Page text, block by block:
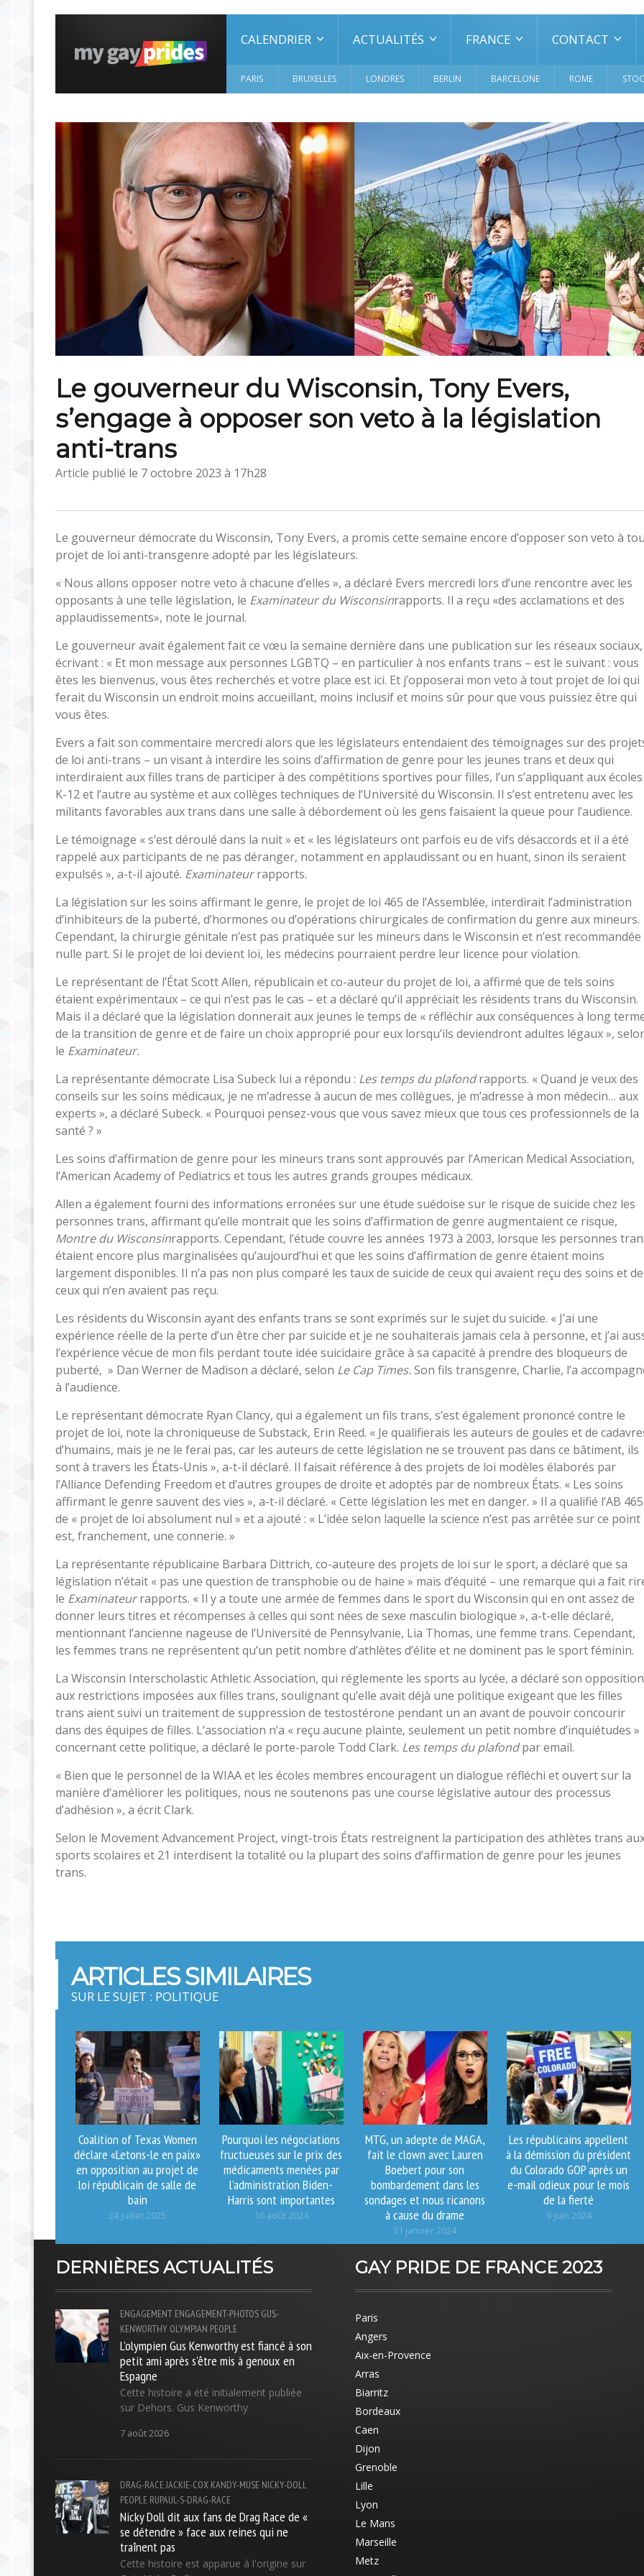
CALENDRIER ACTUALITÉS FRANCE CONTACT
PARIS BRUXELLES LONDRES BERLIN BARCELONE ROME
Le gouverneur du Wisconsin, Tony Evers,
s’engage à opposer son veto à la législation
anti-trans
Article publié le 7 octobre 2023 à 17h28
Le gouverneur démocrate du Wisconsin, Tony Evers, a promis cette semaine encore d’opposer son veto à
projet de loi anti-transgenre adopté par les législateurs.
« Nous allons opposer notre veto à chacune d’elles », a déclaré Evers mercredi lors d’une rencontre avec les
opposants à une telle législation, le Examinateur du Wisconsinrapports. Il a reçu «des acclamations et des
applaudissements», note le journal.
Le gouverneur avait également fait ce vœu la semaine dernière dans une publication sur les réseaux sociaux,
écrivant : « Et mon message aux personnes LGBTQ – en particulier à nos enfants trans – est le suivant : vous
êtes les bienvenus, vous êtes recherchés et votre place est ici. Et j’opposerai mon veto à tout projet de loi qui
ferait du Wisconsin un endroit moins accueillant, moins inclusif et moins sûr pour que vous puissiez être qui
vous êtes.
Evers a fait son commentaire mercredi alors que les législateurs entendaient des témoignages sur des
de loi anti-trans – un visant à interdire les soins d’affirmation de genre pour les jeunes trans et deux qui
interdiraient aux filles trans de participer à des compétitions sportives pour filles, l’un s’appliquant aux écoles
K-12 et l’autre au système et aux collèges techniques de l’Université du Wisconsin. Il s’est entretenu avec les
militants favorables aux trans dans une salle à débordement où les gens faisaient la queue pour l’audience.
Le témoignage « s’est déroulé dans la nuit » et « les législateurs ont parfois eu de vifs désaccords et il a été
rappelé aux participants de ne pas déranger, notamment en applaudissant ou en huant, sinon ils seraient
expulsés », a-t-il ajouté. Examinateurrapports.
La législation sur les soins affirmant le genre, le projet de loi 465 de l’Assemblée, interdirait l’administration
d’inhibiteurs de la puberté, d’hormones ou d’opérations chirurgicales de confirmation du genre aux mineurs.
Cependant, la chirurgie génitale n’est pas pratiquée sur les mineurs dans le Wisconsin et n’est recommandée
nulle part. Si le projet de loi devient loi, les médecins pourraient perdre leur licence pour violation.
Le représentant de l’État Scott Allen, républicain et co-auteur du projet de loi, a affirmé que de tels soins
étaient expérimentaux – ce qui n’est pas le cas – et a déclaré qu’il appréciait les résidents trans du Wisconsin.
Mais il a déclaré que la législation donnerait aux jeunes le temps de « réfléchir aux conséquences à long
de la transition de genre et de faire un choix approprié pour eux lorsqu’ils deviendront adultes légaux »,
le Examinateur.
La représentante démocrate Lisa Subeck lui a répondu : Les temps du plafondrapports. « Quand je veux des
conseils sur les soins médicaux, je ne m’adresse à aucun de mes collègues, je m’adresse à mon médecin… aux
experts », a déclaré Subeck. « Pourquoi pensez-vous que vous savez mieux que tous ces professionnels de la
santé ? »
Les soins d’affirmation de genre pour les mineurs trans sont approuvés par l’American Medical Association,
l’American Academy of Pediatrics et tous les autres grands groupes médicaux.
Allen a également fourni des informations erronées sur une étude suédoise sur le risque de suicide chez les
personnes trans, affirmant qu’elle montrait que les soins d’affirmation de genre augmentaient ce risque,
Montre du Wisconsinrapports. Cependant, l’étude couvre les années 1973 à 2003, lorsque les personnes
étaient encore plus marginalisées qu’aujourd’hui et que les soins d’affirmation de genre étaient moins
largement disponibles. Il n’a pas non plus comparé les taux de suicide de ceux qui avaient reçu des soins et de
ceux qui n’en avaient pas reçu.
Les résidents du Wisconsin ayant des enfants trans se sont exprimés sur le sujet du suicide. « J’ai une
expérience réelle de la perte d’un être cher par suicide et je ne souhaiterais jamais cela à personne, et j’ai
l’expérience vécue de mon fils perdant toute idée suicidaire grâce à sa capacité à prendre des bloqueurs de
puberté, » Dan Werner de Madison a déclaré, selon Le Cap Times. Son fils transgenre, Charlie, l’a
à l’audience.
Le représentant démocrate Ryan Clancy, qui a également un fils trans, s’est également prononcé contre le
projet de loi, note la chroniqueuse de Substack, Erin Reed. « Je qualifierais les auteurs de goules et de
d’humains, mais je ne le ferai pas, car les auteurs de cette législation ne se trouvent pas dans ce bâtiment, ils
sont à travers les États-Unis », a-t-il déclaré. Il faisait référence à des projets de loi modèles élaborés par
l’Alliance Defending Freedom et d’autres groupes de droite et adoptés par de nombreux États. « Les soins
affirmant le genre sauvent des vies », a-t-il déclaré. « Cette législation les met en danger. » Il a qualifié l’AB 465
de « projet de loi absolument nul » et a ajouté : « L’idée selon laquelle la science n’est pas arrêtée sur ce point
est, franchement, une connerie. »
La représentante républicaine Barbara Dittrich, co-auteure des projets de loi sur le sport, a déclaré que sa
législation n’était « pas une question de transphobie ou de haine » mais d’équité – une remarque qui a fait
le Examinateurrapports. « Il y a toute une armée de femmes dans le sport du Wisconsin qui en ont assez de
donner leurs titres et récompenses à celles qui sont nées de sexe masculin biologique », a-t-elle déclaré,
mentionnant l’ancienne nageuse de l’Université de Pennsylvanie, Lia Thomas, une femme trans. Cependant,
les femmes trans ne représentent qu’un petit nombre d’athlètes d’élite et ne dominent pas le sport féminin.
La Wisconsin Interscholastic Athletic Association, qui réglemente les sports au lycée, a déclaré son opposition
aux restrictions imposées aux filles trans, soulignant qu’elle avait déjà une politique exigeant que les filles
trans aient suivi un traitement de suppression de testostérone pendant un an avant de pouvoir concourir
dans des équipes de filles. L’association n’a « reçu aucune plainte, seulement un petit nombre d’inquiétudes »
concernant cette politique, a déclaré le porte-parole Todd Clark. Les temps du plafondpar email.
« Bien que le personnel de la WIAA et les écoles membres encouragent un dialogue réfléchi et ouvert sur la
manière d’améliorer les politiques, nous ne soutenons pas une course législative autour des processus
d’adhésion », a écrit Clark.
Selon le Movement Advancement Project, vingt-trois États restreignent la participation des athlètes trans
sports scolaires et 21 interdisent la totalité ou la plupart des soins d’affirmation de genre pour les jeunes
trans.
ARTICLES SIMILAIRES
SUR LE SUJET : POLITIQUE
Coalition of Texas Women
déclare «Letons-le en paix»
en opposition au projet de
loi républicain de salle de
bain
24 juillet 2025
Pourquoi les négociations
fructueuses sur le prix des
médicaments menées par
l’administration Biden-
Harris sont importantes
16 août 2024
MTG, un adepte de MAGA,
fait le clown avec Lauren
Boebert pour son
bombardement dans les
sondages et nous ricanons
à cause du drame
31 janvier 2024
Les républicains appellent
à la démission du président
du Colorado GOP après un
e-mail odieux pour le mois
de la fierté
9 juin 2024
DERNIÈRES ACTUALITÉS
ENGAGEMENT ENGAGEMENT-PHOTOS GUS-
KENWORTHY OLYMPIAN PEOPLE
L'olympien Gus Kenworthy est fiancé à son
petit ami après s'être mis à genoux en
Espagne
Cette histoire a été initialement publiée
sur Dehors. Gus Kenworthy
7 août 2026
DRAG-RACEJACKIE-COX KANDY-MUSE NICKY-DOLL
PEOPLE RUPAUL-S-DRAG-RACE
Nicky Doll dit aux fans de Drag Race de «
se détendre » face aux reines qui ne
traînent pas
Cette histoire est apparue à l'origine sur
GAY PRIDE DE FRANCE 2023
Paris
Angers
Aix-en-Provence
Arras
Biarritz
Bordeaux
Caen
Dijon
Grenoble
Lille
Lyon
Le Mans
Marseille
Metz